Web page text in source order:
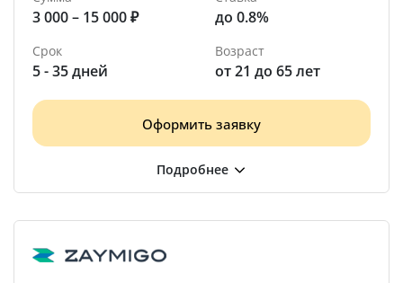
3 000 – 15 000 ₽ до 0.8%
Срок
5 - 35 дней
Возраст
от 21 до 65 лет
Оформить заявку